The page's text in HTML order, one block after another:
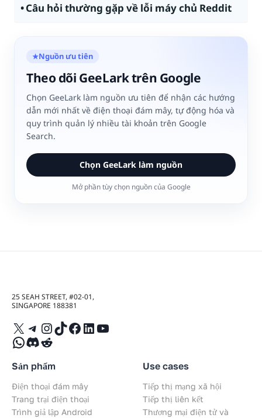
Câu hỏi thường gặp về lỗi máy chủ Reddit
★Nguồn ưu tiên
Theo dõi GeeLark trên Google
Chọn GeeLark làm nguồn ưu tiên để nhận các hướng
dẫn mới nhất về điện thoại đám mây, tự động hóa và
quy trình quản lý nhiều tài khoản trên Google
Search.
Chọn GeeLark làm nguồn
Mở phần tùy chọn nguồn của Google
25 SEAH STREET, #02-01,
SINGAPORE 188381
X Telegram
Instagram
TikTok
Facebook
LinkedIn
YouTube
WhatsApp
Discord
Reddit
Sản phẩm
Điện thoại đám mây
Trang trại điện thoại
Trình giả lập Android
Use cases
Tiếp thị mạng xã hội
Tiếp thị liên kết
Thương mại điện tử và